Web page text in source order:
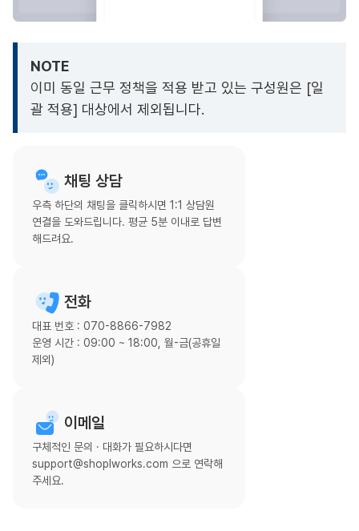
NOTE
이미 동일 근무 정책을 적용 받고 있는 구성원은 [일
괄 적용] 대상에서 제외됩니다.
채팅 상담
우측 하단의 채팅을 클릭하시면 1:1 상담원
연결을 도와드립니다. 평균 5분 이내로 답변
해드려요.
전화
대표 번호 : 070-8866-7982
운영 시간 : 09:00 ~ 18:00, 월-금(공휴일
제외)
이메일
구체적인 문의 · 대화가 필요하시다면
support@shoplworks.com 으로 연락해
주세요.